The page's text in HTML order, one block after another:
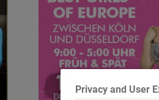
Privacy and User